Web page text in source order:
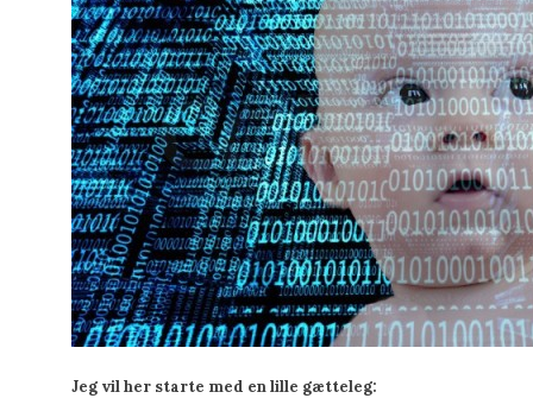
Jeg vil her starte med en lille gætteleg: